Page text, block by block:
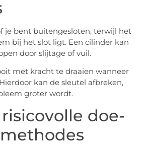
je bent buitengesloten, terwijl het
bij het slot ligt. Een cilinder kan
door slijtage of vuil.
met kracht te draaien wanneer
kan de sleutel afbreken,
groter wordt.
doe-